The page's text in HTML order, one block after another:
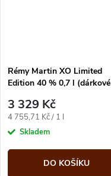
Rémy Martin XO Limited
Edition 40 % 0,7 l (dárkové
3 329 Kč
Měrná
cena:
4 755,71 Kč / 1 l
Skladem
DO KOŠÍKU